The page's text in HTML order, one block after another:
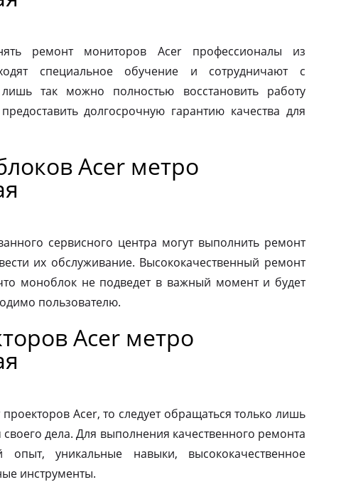
ремонт мониторов Acer профессионалы из
специальное обучение и сотрудничают с
так можно полностью восстановить работу
долгосрочную гарантию качества для
Acer метро
сервисного центра могут выполнить ремонт
их обслуживание. Высококачественный ремонт
моноблок не подведет в важный момент и будет
пользователю.
Acer метро
Acer, то следует обращаться только лишь
дела. Для выполнения качественного ремонта
опыт, уникальные навыки, высококачественное
инструменты.